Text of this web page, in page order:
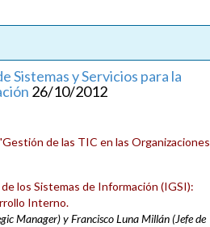
Sistemas y Servicios para la
26/10/2012
de las TIC en las
los Sistemas de Información (IGSI):
Interno.
Manager) y Francisco Luna Millán (Jefe de